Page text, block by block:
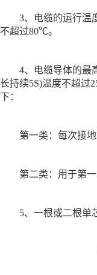
3、电缆的运行温度
不超过80℃。
4、电缆导体的最高
长持续5S)温度不超过
下：
第一类：每次接地
第二类：用于第一
5、一根或二根单芯